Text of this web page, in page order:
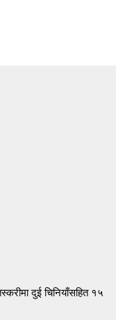
दुई चिनियाँसहित १५